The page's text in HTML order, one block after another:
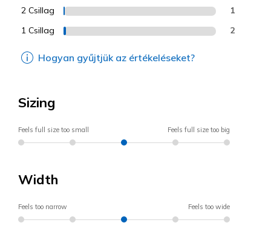
2 Csillag 1
1 Csillag 2
Hogyan gyűjtjük az értékeléseket?
Sizing
Feels full size too small Feels full size too big
Width
Feels too narrow Feels too wide